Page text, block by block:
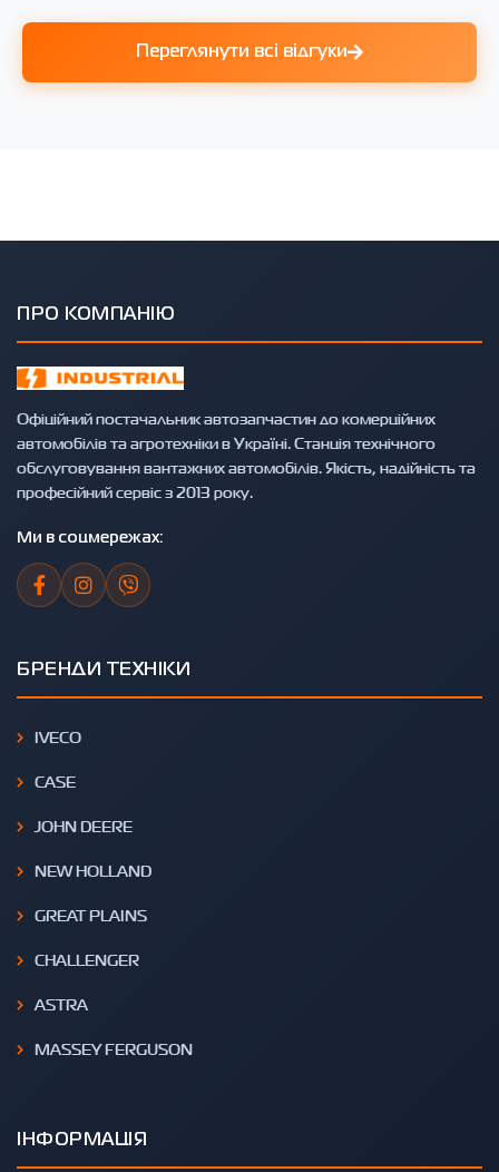
Переглянути всі відгуки
ПРО КОМПАНІЮ
Офіційний постачальник автозапчастин до комерційних
автомобілів та агротехніки в Україні. Станція технічного
обслуговування вантажних автомобілів. Якість, надійність та
професійний сервіс з 2013 року.
Ми в соцмережах:
БРЕНДИ ТЕХНІКИ
IVECO
CASE
JOHN DEERE
NEW HOLLAND
GREAT PLAINS
CHALLENGER
ASTRA
MASSEY FERGUSON
ІНФОРМАЦІЯ